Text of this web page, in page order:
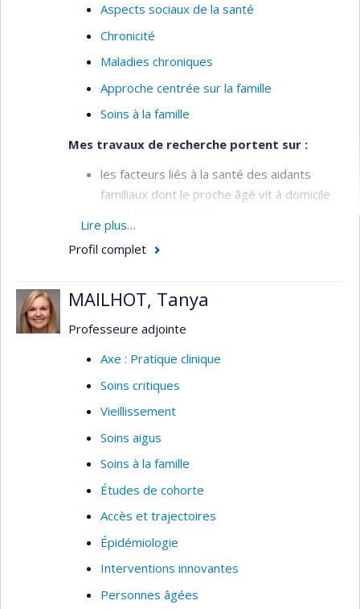
chronicité, évaluation, développement et
validation d'instruments cliniques.
Aspects sociaux de la santé
Chronicité
Maladies chroniques
Approche centrée sur la famille
Soins à la famille
Mes travaux de recherche portent sur :
les facteurs liés à la santé des aidants
familiaux dont le proche âgé vit à domicile
individuelles ou de groupe qui s'adressent à
l'utilisation des services communautaires
par les aidants familiaux et les besoins non
les personnes âgées de 75 ans et plus.
aidants naturels et soutien social
Lire plus…
Profil complet
MAILHOT, Tanya
Professeure adjointe
Axe : Pratique clinique
Soins critiques
Vieillissement
Soins aigus
Soins à la famille
Études de cohorte
Accès et trajectoires
Épidémiologie
Interventions innovantes
Personnes âgées